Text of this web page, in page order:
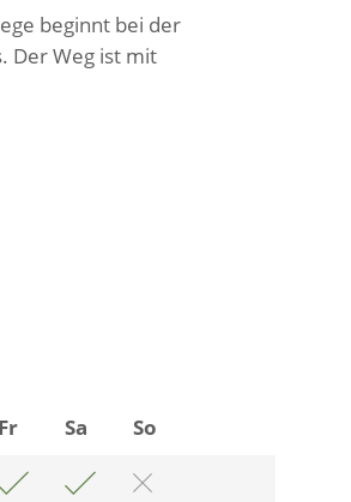
beginnt bei der
Der Weg ist mit
Fr Sa
So